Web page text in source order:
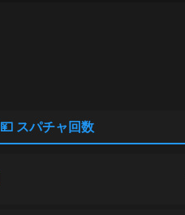
💴 スパチャ回数